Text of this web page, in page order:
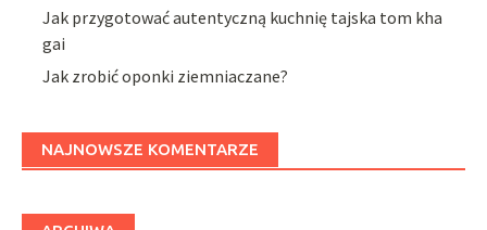
Jak przygotować autentyczną kuchnię tajska tom kha
gai
Jak zrobić oponki ziemniaczane?
NAJNOWSZE KOMENTARZE